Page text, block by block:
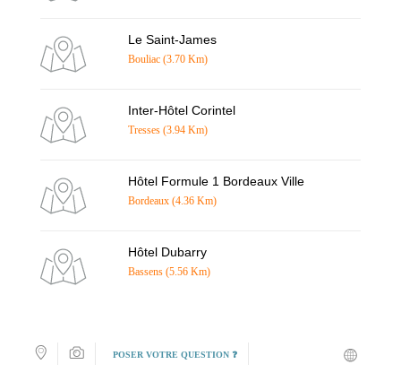
Le Saint-James
Bouliac (3.70 Km)
Inter-Hôtel Corintel
Tresses (3.94 Km)
Hôtel Formule 1 Bordeaux Ville
Bordeaux (4.36 Km)
Hôtel Dubarry
Bassens (5.56 Km)
POSER VOTRE QUESTION ❓